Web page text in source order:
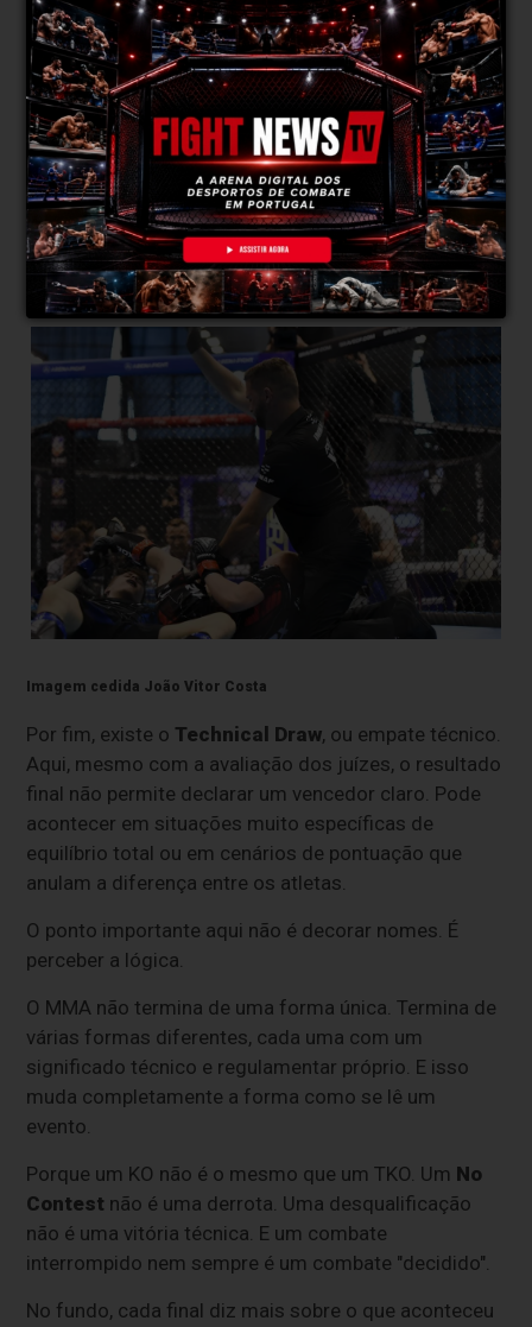
técnico grave —, o combate é anulado e não há
vencedor. Não conta como vitória nem como derrota.
Depois temos a
Technical Decision. Isto acontece
quando o combate é interrompido antes do tempo
previsto (normalmente devido a uma lesão
acidental), mas já ultrapassou o número mínimo de
roundsou o tempo necessário para ir aos cartões
dos juízes. Nesses casos, a decisão é tomada com
base na pontuação.
Imagem cedida João Vitor Costa
Por fim, existe o Technical Draw, ou empate técnico.
Aqui, mesmo com a avaliação dos juízes, o resultado
final não permite declarar um vencedor claro. Pode
acontecer em situações muito específicas de
equilíbrio total ou em cenários de pontuação que
anulam a diferença entre os atletas.
O ponto importante aqui não é decorar nomes. É
perceber a lógica.
O MMA não termina de uma forma única. Termina de
várias formas diferentes, cada uma com um
significado técnico e regulamentar próprio. E isso
muda completamente a forma como se lê um
evento.
Porque um KO não é o mesmo que um TKO. Um No
Contest não é uma derrota. Uma desqualificação
não é uma vitória técnica. E um combate
interrompido nem sempre é um combate "decidido".
No fundo, cada final diz mais sobre o que aconteceu